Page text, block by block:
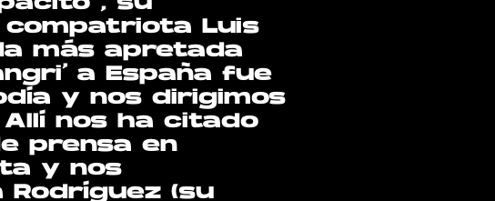
compatriota Luis
más apretada
a España fue
y nos dirigimos
nos ha citado
prensa en
y nos
Rodríguez (su